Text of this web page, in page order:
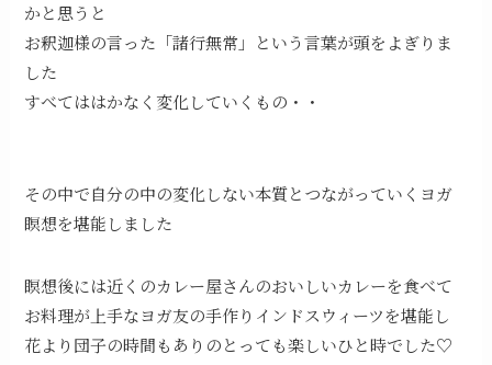
かと思うと
お釈迦様の言った「諸行無常」という言葉が頭をよぎりま
した
すべてははかなく変化していくもの・・
その中で自分の中の変化しない本質とつながっていくヨガ
瞑想を堪能しました
瞑想後には近くのカレー屋さんのおいしいカレーを食べて
お料理が上手なヨガ友の手作りインドスウィーツを堪能し
花より団子の時間もありのとっても楽しいひと時でした♡